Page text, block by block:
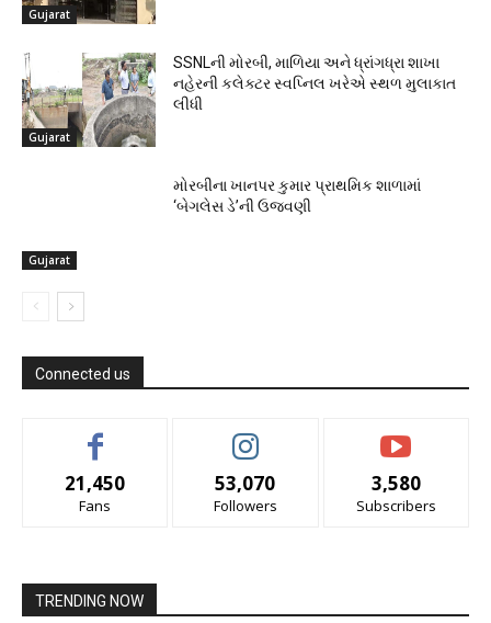
Gujarat
Gujarat
SSNLની મોરબી, માળિયા અને ધ્રાંગધ્રા શાખા
નહેરની કલેક્ટર સ્વપ્નિલ ખરેએ સ્થળ મુલાકાત
લીધી
Gujarat
મોરબીના ખાનપર કુમાર પ્રાથમિક શાળામાં
‘બેગલેસ ડે’ની ઉજવણી
Connected us
21,450
Fans
53,070
Followers
3,580
Subscribers
TRENDING NOW